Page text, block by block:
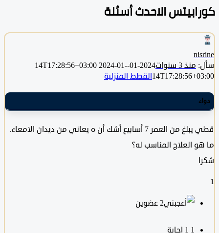
الاحدث أسئلة
منذ 3 سنوات 2024-01-14T17:28:56+03:00
2024-01-
القطط المنزلية
قطي يبلغ من العمر 7 أسابيع أشك أن ه يعاني من ديدان الامعاء.
العلاج المناسب له؟
‫2 عضوين